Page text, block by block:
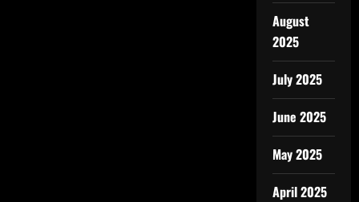
August
2025
July 2025
June 2025
May 2025
April 2025